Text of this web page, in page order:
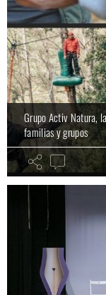
Grupo Activ Natura,
familias y grupos